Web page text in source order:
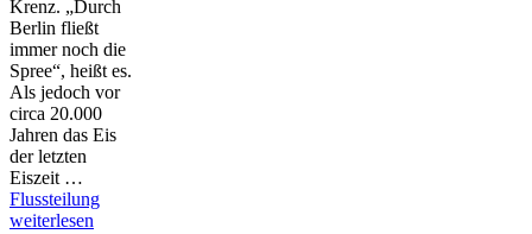
Krenz. „Durch
Berlin fließt
immer noch die
Spree“, heißt es.
Als jedoch vor
circa 20.000
Jahren das Eis
der letzten
Eiszeit …
Flussteilung
weiterlesen